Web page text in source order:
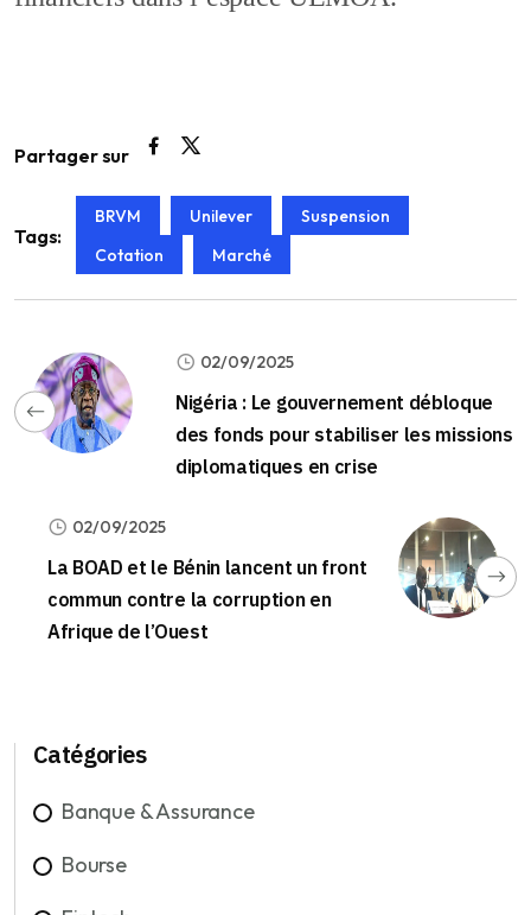
Partager sur
Tags:
BRVM Unilever
Suspension
Cotation
Marché
02/09/2025
Nigéria : Le gouvernement débloque
des fonds pour stabiliser les missions
diplomatiques en crise
02/09/2025
La BOAD et le Bénin lancent un front
commun contre la corruption en
Afrique de l’Ouest
Catégories
Banque & Assurance
Bourse